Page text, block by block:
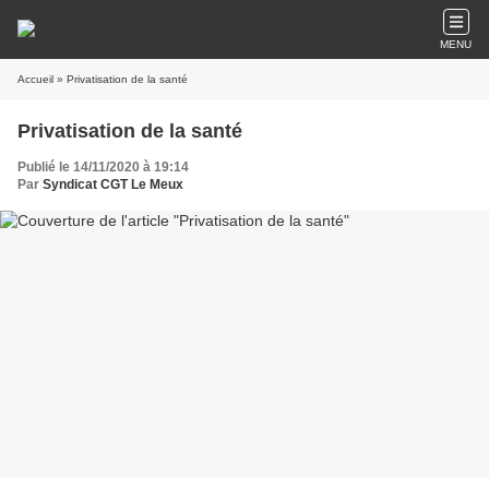
MENU
Accueil » Privatisation de la santé
Privatisation de la santé
Publié le 14/11/2020 à 19:14
Par Syndicat CGT Le Meux